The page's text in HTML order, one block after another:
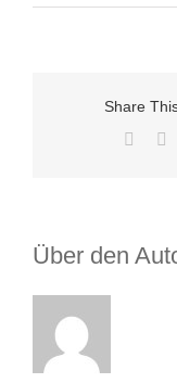
Share
Über den